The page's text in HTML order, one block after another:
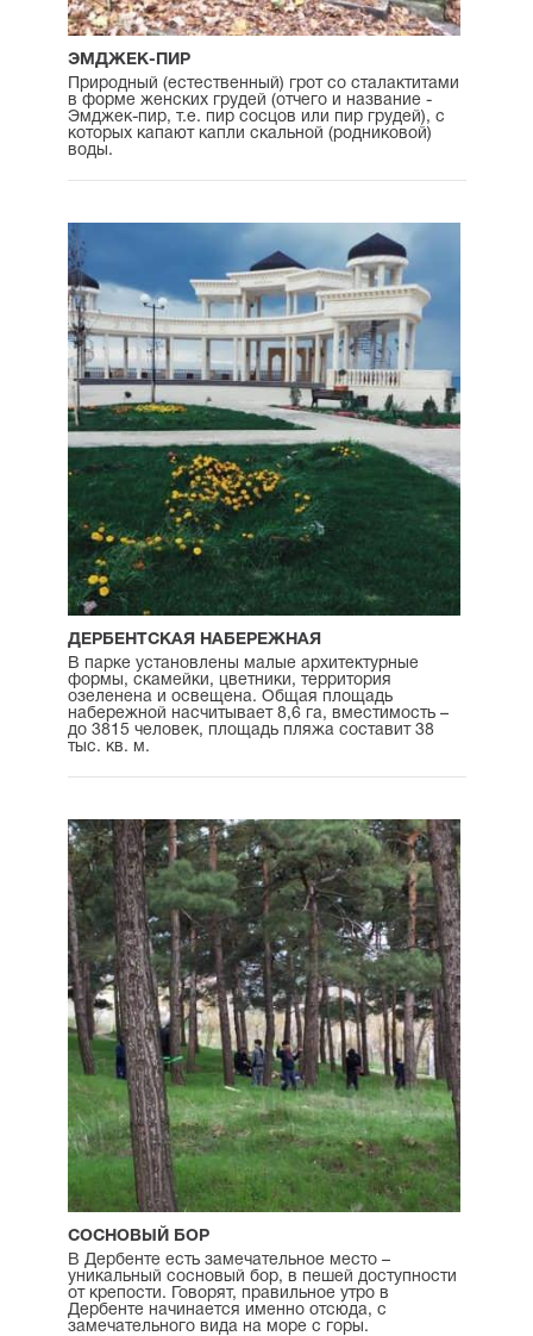
ЭМДЖЕК-ПИР
Природный (естественный) грот со сталактитами
в форме женских грудей (отчего и название -
Эмджек-пир, т.е. пир сосцов или пир грудей), с
которых капают капли скальной (родниковой)
воды.
ДЕРБЕНТСКАЯ НАБЕРЕЖНАЯ
В парке установлены малые архитектурные
формы, скамейки, цветники, территория
озеленена и освещена. Общая площадь
набережной насчитывает 8,6 га, вместимость –
до 3815 человек, площадь пляжа составит 38
тыс. кв. м.
СОСНОВЫЙ БОР
В Дербенте есть замечательное место –
уникальный сосновый бор, в пешей доступности
от крепости. Говорят, правильное утро в
Дербенте начинается именно отсюда, с
замечательного вида на море с горы.